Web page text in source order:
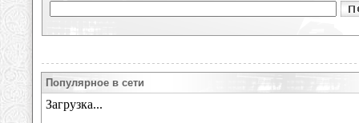
Популярное в сети